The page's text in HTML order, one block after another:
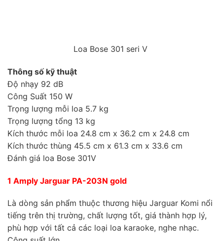
Loa Bose 301 seri V
Thông số kỹ thuật
Độ nhạy 92 dB
Công Suất 150 W
Trọng lượng mỗi loa 5.7 kg
Trọng lượng tổng 13 kg
Kích thước mỗi loa 24.8 cm x 36.2 cm x 24.8 cm
Kích thước thùng 45.5 cm x 61.3 cm x 33.6 cm
Đánh giá loa Bose 301V
1 Amply Jarguar PA-203N gold
Là dòng sản phẩm thuộc thương hiệu Jarguar Komi nổi
tiếng trên thị trường, chất lượng tốt, giá thành hợp lý,
phù hợp với tất cả các loại loa karaoke, nghe nhạc.